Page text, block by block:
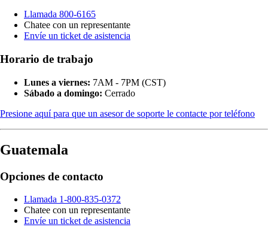
Llamada 800-6165
Chatee con un representante
Envíe un ticket de asistencia
Horario de trabajo
Lunes a viernes: 7AM - 7PM (CST)
Sábado a domingo: Cerrado
Presione aquí para que un asesor de soporte le contacte por teléfono
Guatemala
Opciones de contacto
Llamada 1-800-835-0372
Chatee con un representante
Envíe un ticket de asistencia